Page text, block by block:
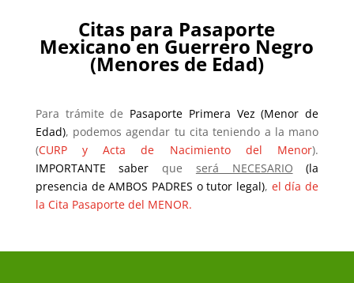
Citas para Pasaporte
Mexicano en Guerrero Negro
(Menores de Edad)
Para trámite de Pasaporte Primera Vez (Menor de
Edad), podemos agendar tu cita teniendo a la mano
(CURP y Acta de Nacimiento del Menor).
IMPORTANTE saber que será NECESARIO
(la
presencia de AMBOS PADRES o tutor legal), el día de
la Cita Pasaporte del MENOR.